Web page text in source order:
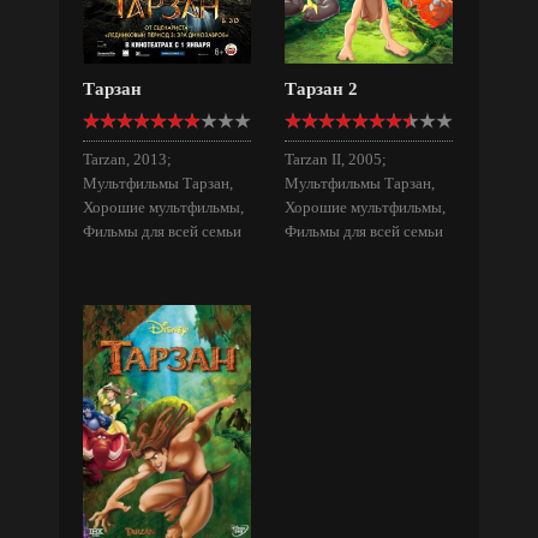
Тарзан
Tarzan, 2013;
Мультфильмы Тарзан,
Хорошие мультфильмы,
Фильмы для всей семьи
Тарзан 2
Tarzan II, 2005;
Мультфильмы Тарзан,
Хорошие мультфильмы,
Фильмы для всей семьи